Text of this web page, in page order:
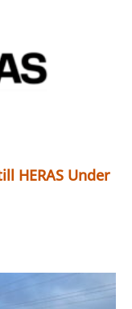
HERAS Under